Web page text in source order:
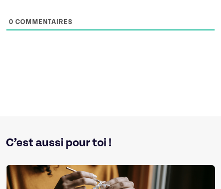
0 COMMENTAIRES
C’est aussi pour toi !